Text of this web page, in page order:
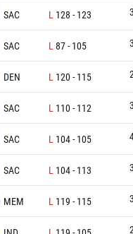
SAC L 128 - 123
SAC L 87- 105
DEN L 120- 115
SAC L 110- 112
SAC L 104- 105
SAC L 104- 113
MEM L 119 - 115